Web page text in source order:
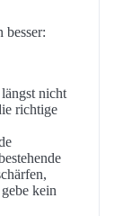
nicht
richtige
kein